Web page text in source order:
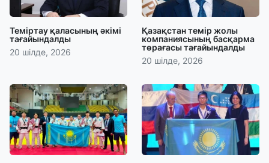
Теміртау қаласының әкімі
тағайындалды
20 шілде, 2026
Қазақстан темір жолы
компаниясының басқарма
төрағасы тағайындалды
20 шілде, 2026